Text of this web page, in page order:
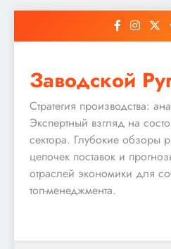
Заводской
Стратегия производства:
Экспертный взгляд на
сектора. Глубокие обзоры
цепочек поставок и
отраслей экономики для
топ-менеджмента.